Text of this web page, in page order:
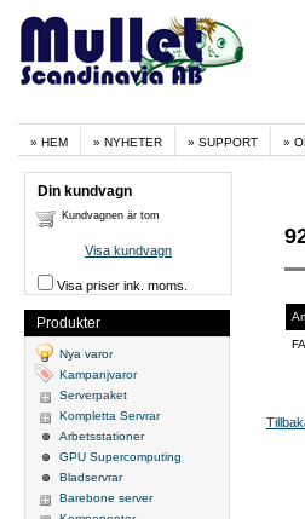
HEM NYHETER SUPPORT
Din kundvagn
Kundvagnen är tom
Visa kundvagn
Visa priser ink. moms.
Produkter
Nya varor
Kampanjvaror
Serverpaket
Kompletta Servrar
Arbetsstationer
GPU Supercomputing
Bladservrar
Barebone server